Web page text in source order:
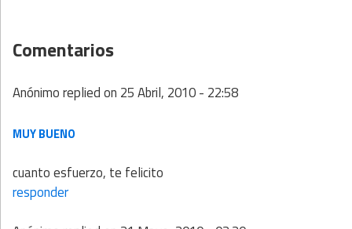
Comentarios
Anónimoreplied on 25 Abril, 2010 - 22:58
MUY BUENO
cuanto esfuerzo, te felicito
responder